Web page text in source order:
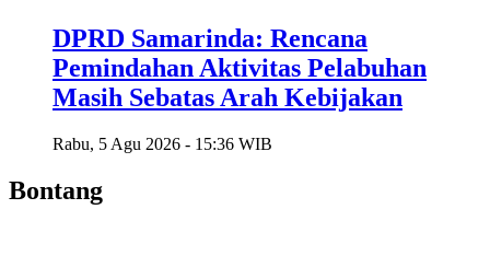
DPRD Samarinda: Rencana
Pemindahan Aktivitas Pelabuhan
Masih Sebatas Arah Kebijakan
Rabu, 5 Agu 2026 - 15:36 WIB
Bontang